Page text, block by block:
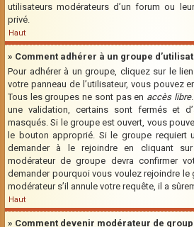
utilisateurs modérateurs d’un forum ou
privé.
Haut
» Comment adhérer à un groupe
Pour adhérer à un groupe, cliquez sur le lien
votre panneau de l’utilisateur, vous pouvez
Tous les groupes ne sont pas en accès libre
une validation, certains sont fermés et
masqués. Si le groupe est ouvert, vous
le bouton approprié. Si le groupe requiert
demander à le rejoindre en cliquant
modérateur de groupe devra confirmer
demander pourquoi vous voulez rejoindre le
modérateur s’il annule votre requête, il a
Haut
» Comment devenir modérateur de